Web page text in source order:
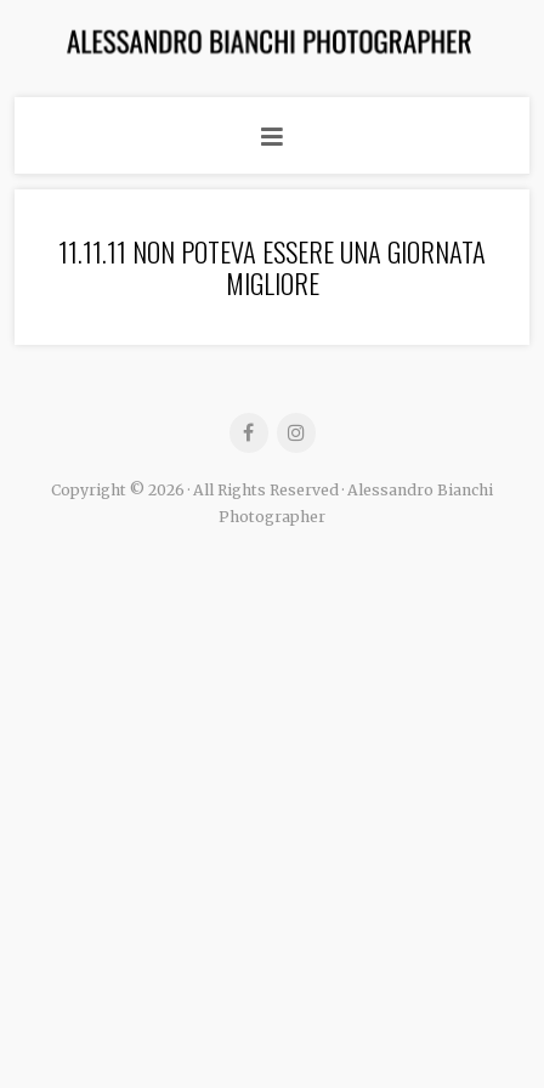
11.11.11 NON POTEVA ESSERE UNA GIORNATA
MIGLIORE
Copyright © 2026 · All Rights Reserved · Alessandro Bianchi
Photographer